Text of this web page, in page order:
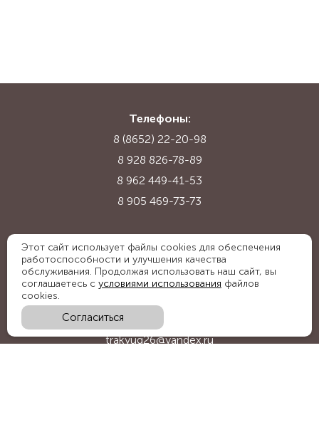
Телефоны:
8 (8652) 22-20-98
8 928 826-78-89
8 962 449-41-53
8 905 469-73-73
Адрес:
Ставропольский край, с. Надежда,
ул. Промышленная, 1Б
trakyug26@yandex.ru
Этот сайт использует файлы cookies для обеспечения
работоспособности и улучшения качества
обслуживания. Продолжая использовать наш сайт, вы
соглашаетесь с условиями использования файлов
cookies.
Согласиться